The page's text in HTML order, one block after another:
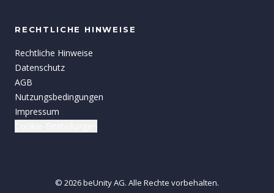
RECHTLICHE HINWEISE
Rechtliche Hinweise
Datenschutz
AGB
Nutzungsbedingungen
Impressum
© 2026beUnityAG. Alle Rechte vorbehalten.